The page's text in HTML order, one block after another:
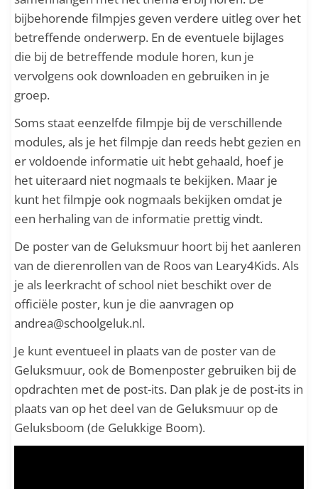
bijbehorende filmpjes geven verdere uitleg over het
betreffende onderwerp. En de eventuele bijlages
die bij de betreffende module horen, kun je
vervolgens ook downloaden en gebruiken in je
groep.
Soms staat eenzelfde filmpje bij de verschillende
modules, als je het filmpje dan reeds hebt gezien en
er voldoende informatie uit hebt gehaald, hoef je
het uiteraard niet nogmaals te bekijken. Maar je
kunt het filmpje ook nogmaals bekijken omdat je
een herhaling van de informatie prettig vindt.
De poster van de Geluksmuur hoort bij het aanleren
van de dierenrollen van de Roos van Leary4Kids. Als
je als leerkracht of school niet beschikt over de
officiële poster, kun je die aanvragen op
andrea@schoolgeluk.nl.
Je kunt eventueel in plaats van de poster van de
Geluksmuur, ook de Bomenposter gebruiken bij de
opdrachten met de post-its. Dan plak je de post-its in
plaats van op het deel van de Geluksmuur op de
Geluksboom (de Gelukkige Boom).